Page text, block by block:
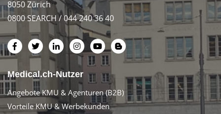
8050 Zürich
0800 SEARCH / 044 240 36 40
Medical.ch-Nutzer
Angebote KMU & Agenturen (B2B)
Vorteile KMU & Werbekunden